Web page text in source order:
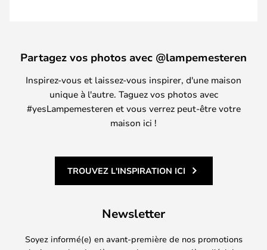
Partagez vos photos avec @lampemesteren
Inspirez-vous et laissez-vous inspirer, d'une maison
unique à l'autre. Taguez vos photos avec
#yesLampemesteren et vous verrez peut-être votre
maison ici !
TROUVEZ L'INSPIRATION ICI
Newsletter
Soyez informé(e) en avant-première de nos promotions